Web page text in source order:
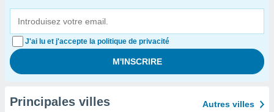
J'ai lu et j'accepte la politique de privacité
Principales villes Autres villes